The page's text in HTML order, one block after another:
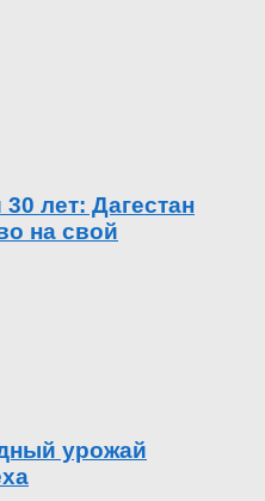
лет: Дагестан
на свой
урожай